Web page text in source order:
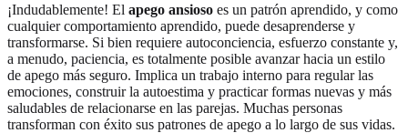
¡Indudablemente! El apego ansioso es un patrón aprendido, y como
cualquier comportamiento aprendido, puede desaprenderse y
transformarse. Si bien requiere autoconciencia, esfuerzo constante y,
a menudo, paciencia, es totalmente posible avanzar hacia un estilo
de apego más seguro. Implica un trabajo interno para regular las
emociones, construir la autoestima y practicar formas nuevas y más
saludables de relacionarse en las parejas. Muchas personas
transforman con éxito sus patrones de apego a lo largo de sus vidas.